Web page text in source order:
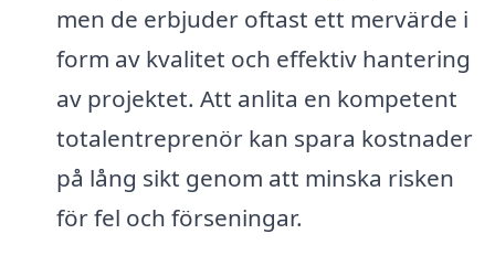
men de erbjuder oftast ett mervärde i
form av kvalitet och effektiv hantering
av projektet. Att anlita en kompetent
totalentreprenör kan spara kostnader
på lång sikt genom att minska risken
för fel och förseningar.